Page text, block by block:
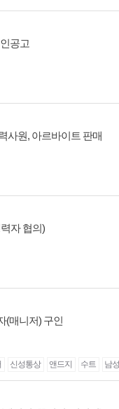
공고
사원, 아르바이트 판매
자 협의)
(매니저) 구인
신성통상 앤드지 수트 남